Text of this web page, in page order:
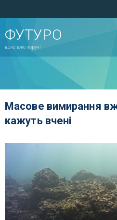
ФУТУРО
воно вже поруч!
Масове вимирання
кажуть вчені